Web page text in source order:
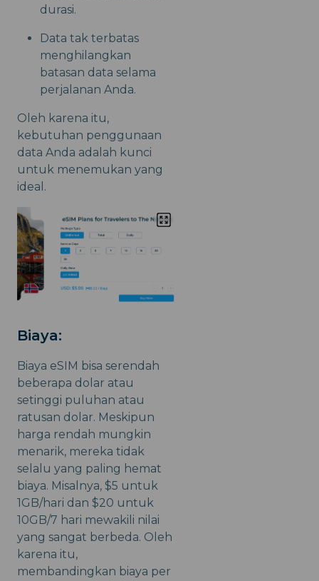
durasi.
Data tak terbatas
menghilangkan
batasan data selama
perjalanan Anda.
Oleh karena itu,
kebutuhan penggunaan
data Anda adalah kunci
untuk menemukan yang
ideal.
Biaya:
Biaya eSIM bisa serendah
beberapa dolar atau
setinggi puluhan atau
ratusan dolar. Meskipun
harga rendah mungkin
menarik, mereka tidak
selalu yang paling hemat
biaya. Misalnya, $5 untuk
1GB/hari dan $20 untuk
10GB/7 hari mewakili nilai
yang sangat berbeda. Oleh
karena itu,
membandingkan biaya per